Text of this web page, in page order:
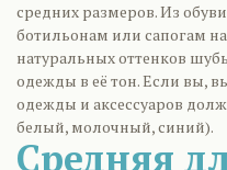
средних размеров. Из
ботильонам или сапогам
натуральных оттенков
одежды в её тон. Если вы,
одежды и аксессуаров
белый, молочный, синий).
Средняя